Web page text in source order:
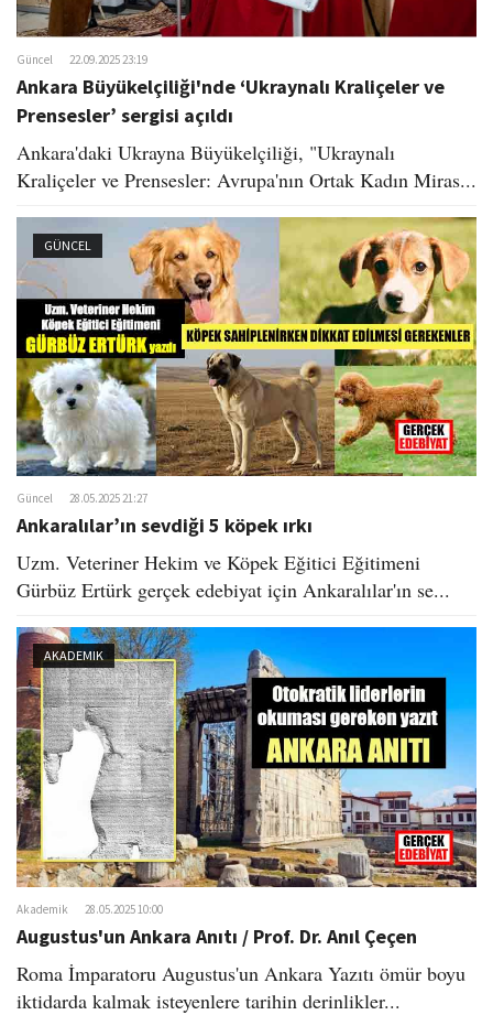
Güncel 22.09.2025 23:19
Ankara Büyükelçiliği'nde ‘Ukraynalı Kraliçeler ve
Prensesler’ sergisi açıldı​
Ankara'daki Ukrayna Büyükelçiliği, "Ukraynalı
Kraliçeler ve Prensesler: Avrupa'nın Ortak Kadın Miras...
GÜNCEL
Güncel 28.05.2025 21:27
Ankaralılar’ın sevdiği 5 köpek ırkı
Uzm. Veteriner Hekim ve Köpek Eğitici Eğitimeni
Gürbüz Ertürk gerçek edebiyat için Ankaralılar'ın se...
AKADEMIK
Akademik 28.05.2025 10:00
Augustus'un Ankara Anıtı / Prof. Dr. Anıl Çeçen
Roma İmparatoru Augustus'un Ankara Yazıtı ömür boyu
iktidarda kalmak isteyenlere tarihin derinlikler...